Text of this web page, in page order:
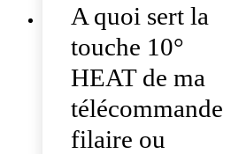
A quoi sert la
touche 10°
HEAT de ma
télécommande
filaire ou